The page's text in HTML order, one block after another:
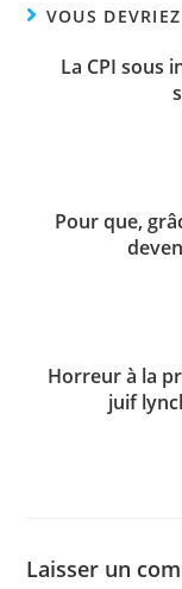
VOUS
La CPI sous
Pour que,
Horreur à la
juif
Laisser un